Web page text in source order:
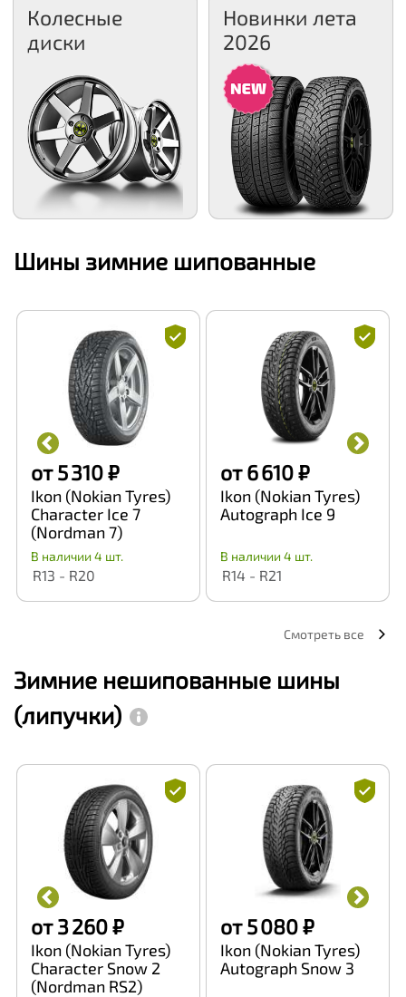
Колесные
диски
Новинки лета
2026
Шины зимние шипованные
от 5 310 ₽
Ikon (Nokian Tyres)
Character Ice 7
(Nordman 7)
В наличии 4 шт.
R13 - R20
от 6 610 ₽
Ikon (Nokian Tyres)
Autograph Ice 9
В наличии 4 шт.
R14 - R21
Смотреть все
Зимние нешипованные шины
(липучки)
от 3 260 ₽
Ikon (Nokian Tyres)
Character Snow 2
(Nordman RS2)
от 5 080 ₽
Ikon (Nokian Tyres)
Autograph Snow 3